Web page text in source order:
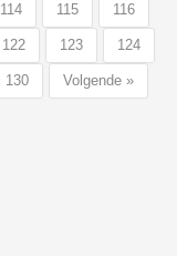
114 115 116
122 123 124
130 Volgende »